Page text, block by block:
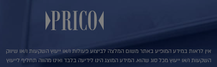
אין לראות במידע המופיע באתר משום המלצה לביצוע פעולות ו/או ייעוץ השקעות ו/או שיווק
השקעות ו/או ייעוץ מכל סוג שהוא. המידע המוצג הינו לידיעה בלבד ואינו מהווה תחליף לייעוץ